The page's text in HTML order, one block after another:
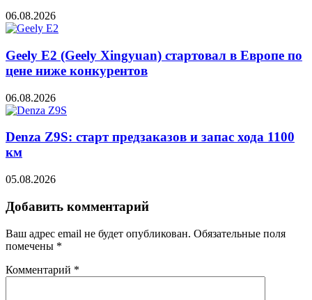
06.08.2026
Geely E2 (Geely Xingyuan) стартовал в Европе по
цене ниже конкурентов
06.08.2026
Denza Z9S: старт предзаказов и запас хода 1100
км
05.08.2026
Добавить комментарий
Ваш адрес email не будет опубликован. Обязательные поля
помечены *
Комментарий *